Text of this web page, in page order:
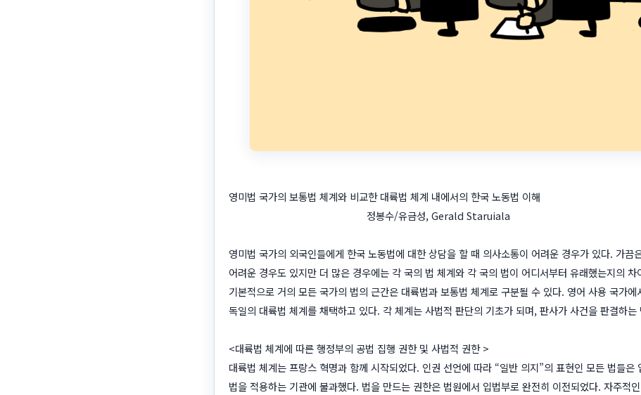
영미법 국가의 보통법 체계와 비교한 대륙법 체계 내에서의 한국 노동법 이해
정봉수/유금성, Gerald Staruiala
영미법 국가의 외국인들에게 한국 노동법에 대한 상담을 할 때 의사소통이 어려운 경우가 있다. 가끔
어려운 경우도 있지만 더 많은 경우에는 각 국의 법 체계와 각 국의 법이 어디서부터 유래했는지의
기본적으로 거의 모든 국가의 법의 근간은 대륙법과 보통법 체계로 구분될 수 있다. 영어 사용 국가
독일의 대륙법 체계를 채택하고 있다. 각 체계는 사법적 판단의 기초가 되며, 판사가 사건을 판결하
<대륙법 체계에 따른 행정부의 공법 집행 권한 및 사법적 권한 >
대륙법 체계는 프랑스 혁명과 함께 시작되었다. 인권 선언에 따라 “일반 의지”의 표현인 모든 법들
법을 적용하는 기관에 불과했다. 법을 만드는 권한은 법원에서 입법부로 완전히 이전되었다. 자주적